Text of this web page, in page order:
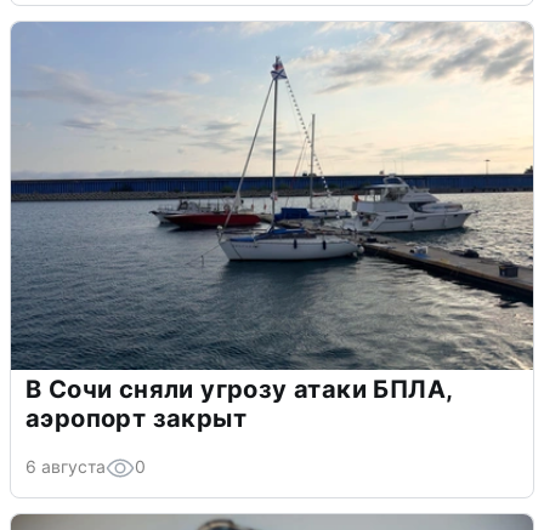
В Сочи сняли угрозу атаки БПЛА,
аэропорт закрыт
6 августа 0